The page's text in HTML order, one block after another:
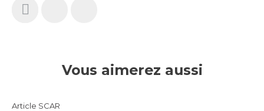
Vous aimerez aussi
Article SCAR